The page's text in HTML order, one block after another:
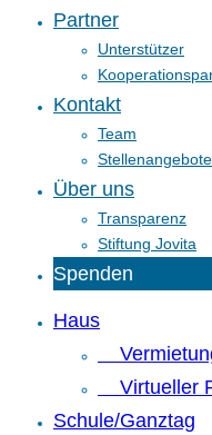
Partner
Unterstützer
Kontakt
Team
Stellenangebote
Über uns
Transparenz
Stiftung Jovita
Spenden
Haus
Virtueller
Schule/Ganztag